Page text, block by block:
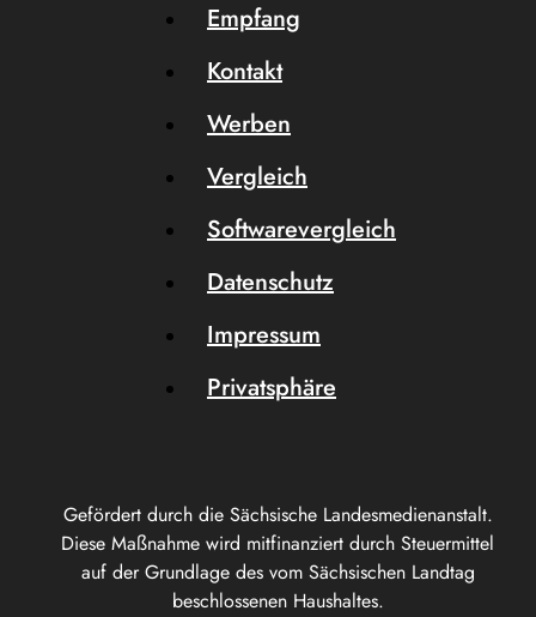
Gefördert durch die Sächsische Landesmedienanstalt.
Diese Maßnahme wird mitfinanziert durch Steuermittel
auf der Grundlage des vom Sächsischen Landtag
beschlossenen Haushaltes.
Empfang
Kontakt
Werben
Vergleich
Softwarevergleich
Datenschutz
Impressum
Privatsphäre